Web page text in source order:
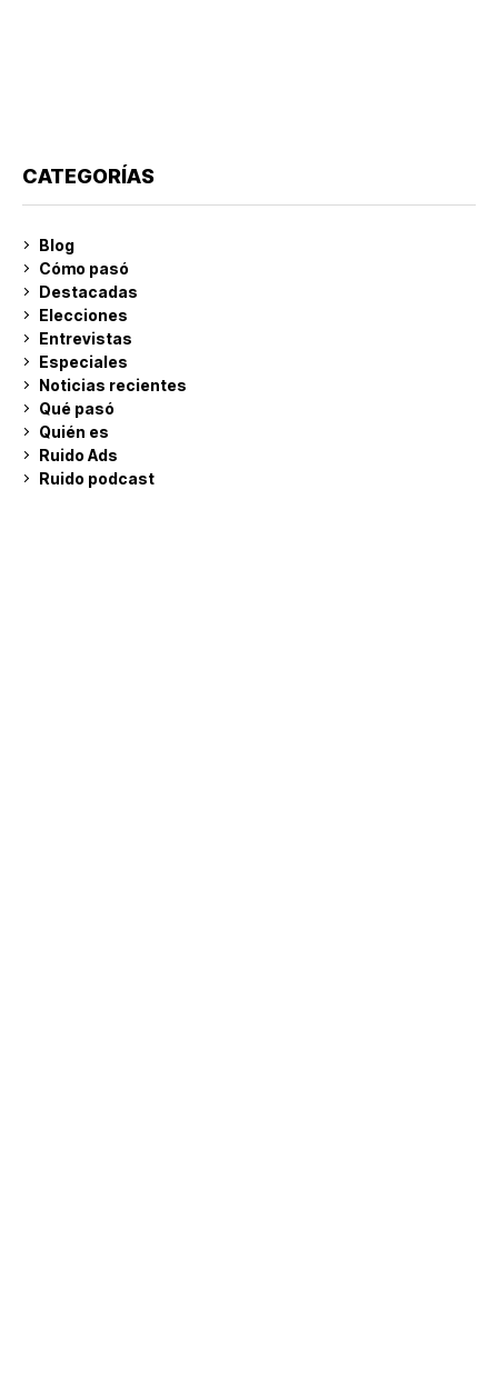
CATEGORÍAS
Blog
Cómo pasó
Destacadas
Elecciones
Entrevistas
Especiales
Noticias recientes
Qué pasó
Quién es
Ruido Ads
Ruido podcast